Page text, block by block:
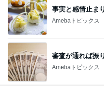
事実と感情止ま
Amebaトピックス
審査が通れば振
Amebaトピックス